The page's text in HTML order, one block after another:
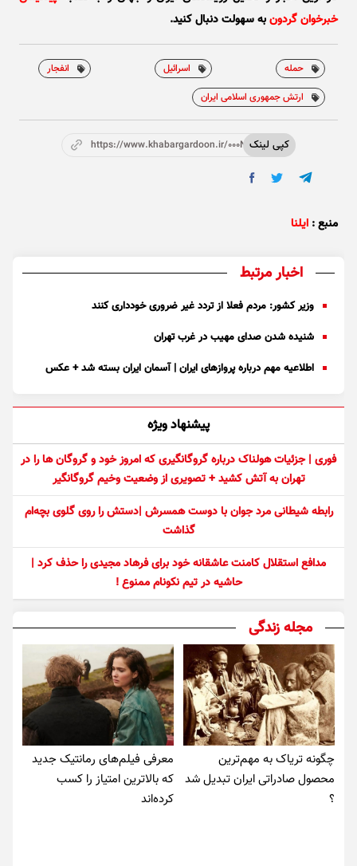
خبرخوان گردونبه سهولت دنبال کنید.
حمله اسرائیل
انفجار
ارتش جمهوری اسلامی ایران
کپی لینکhttps://www.khabargardoon.ir/000NbL
منبع : ایلنا
اخبار مرتبط
وزیر کشور: مردم فعلا از تردد غیر ضروری خودداری کنند
شنیده شدن صدای مهیب در غرب تهران
اطلاعیه مهم درباره پرواز‌های ایران | آسمان ایران بسته شد + عکس
پیشنهاد ویژه
فوری | جزئیات هولناک درباره گروگانگیری که امروز خود و گروگان ها را در
تهران به آتش کشید + تصویری از وضعیت وخیم گروگانگیر
رابطه شیطانی مرد جوان با دوست همسرش |دستش را روی گلوی بچه‌ام
گذاشت
مدافع استقلال کامنت عاشقانه خود برای فرهاد مجیدی را حذف کرد |
حاشیه در تیم نکونام ممنوع !
مجله زندگی
چگونه تریاک به مهم‌ترین
محصول صادراتی ایران تبدیل شد
؟
معرفی فیلم‌های رمانتیک جدید
که بالاترین امتیاز را کسب
کرده‌اند